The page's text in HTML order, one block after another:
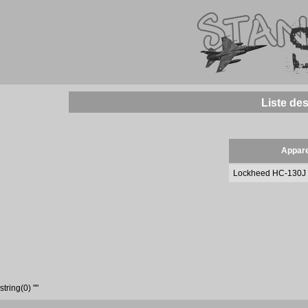
Liste
Lockheed HC-130J
string(0) ""